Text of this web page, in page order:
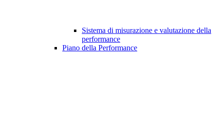
Sistema di misurazione e valutazione della
performance
Piano della Performance